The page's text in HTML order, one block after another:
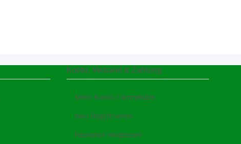
Konto, Versand & Zahlung
Mein Konto / Anmelden
Neu Registrieren
Passwort vergessen